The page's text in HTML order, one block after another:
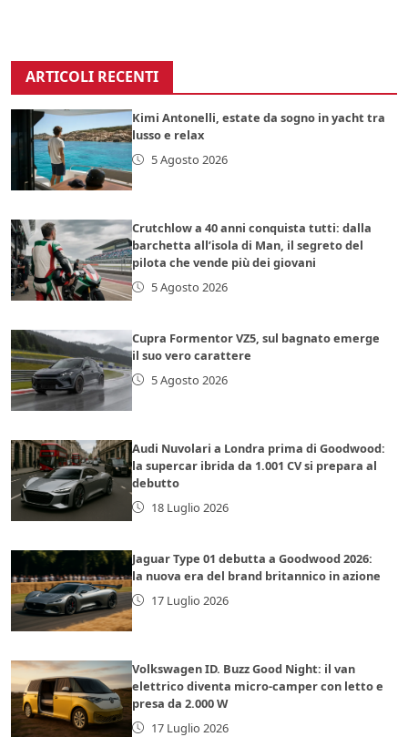
ARTICOLI RECENTI
Kimi Antonelli, estate da sogno in yacht tra
lusso e relax
5 Agosto 2026
Crutchlow a 40 anni conquista tutti: dalla
barchetta all’isola di Man, il segreto del
pilota che vende più dei giovani
5 Agosto 2026
Cupra Formentor VZ5, sul bagnato emerge
il suo vero carattere
5 Agosto 2026
Audi Nuvolari a Londra prima di Goodwood:
la supercar ibrida da 1.001 CV si prepara al
debutto
18 Luglio 2026
Jaguar Type 01 debutta a Goodwood 2026:
la nuova era del brand britannico in azione
17 Luglio 2026
Volkswagen ID. Buzz Good Night: il van
elettrico diventa micro-camper con letto e
presa da 2.000 W
17 Luglio 2026